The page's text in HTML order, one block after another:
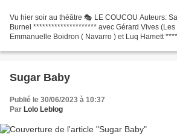
Vu hier soir au théâtre 🎭 LE COUCOU Auteurs:
Burnel ********************* avec Gérard Vives (Les
Emmanuelle Boidron ( Navarro ) et Luq Hamett
Sugar Baby
Publié le 30/06/2023 à 10:37
Par Lolo Leblog